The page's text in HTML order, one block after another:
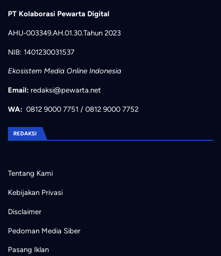
PT Kolaborasi Pewarta Digital
AHU-003349.AH.01.30.Tahun 2023
NIB: 1401230031537
Ekosistem Media Online Indonesia
Email: redaksi@pewarta.net
WA: 0812 9000 7751 / 0812 9000 7752
REDAKSI
Tentang Kami
Kebijakan Privasi
Disclaimer
Pedoman Media Siber
Pasang Iklan